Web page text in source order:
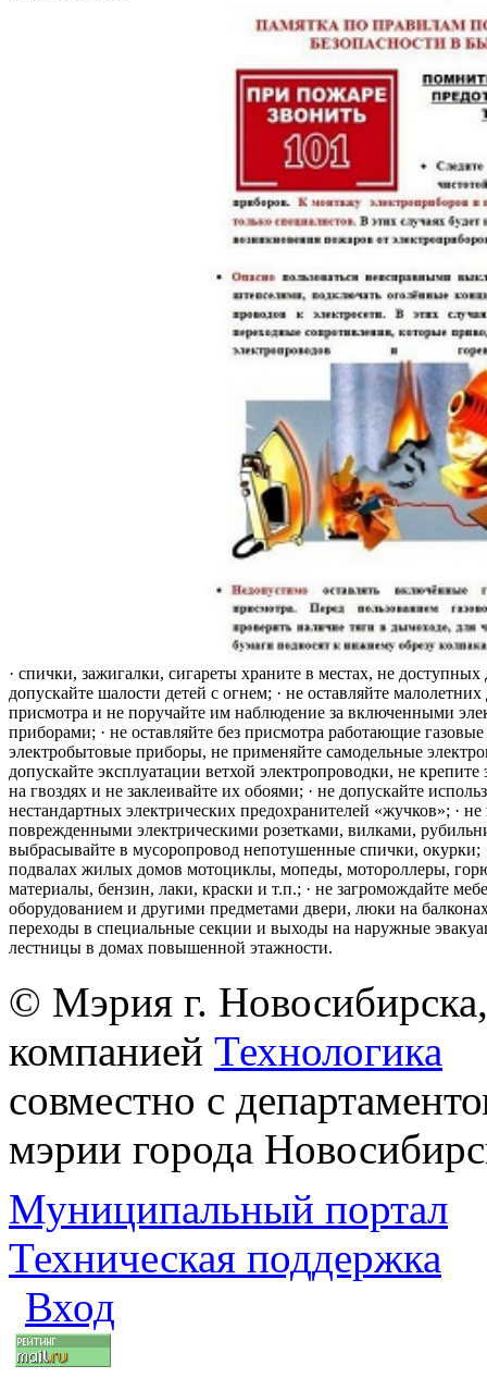
· спички, зажигалки, сигареты храните в местах, не доступных
допускайте шалости детей с огнем; · не оставляйте малолетних
присмотра и не поручайте им наблюдение за включенными
приборами; · не оставляйте без присмотра работающие
электробытовые приборы, не применяйте самодельные
допускайте эксплуатации ветхой электропроводки, не крепите
на гвоздях и не заклеивайте их обоями; · не допускайте
нестандартных электрических предохранителей «жучков»; · не
поврежденными электрическими розетками, вилками,
выбрасывайте в мусоропровод непотушенные спички, окурки;
подвалах жилых домов мотоциклы, мопеды, мотороллеры,
материалы, бензин, лаки, краски и т.п.; · не загромождайте
оборудованием и другими предметами двери, люки на
переходы в специальные секции и выходы на наружные
лестницы в домах повышенной этажности.
© Мэрия г.
компанией Технологика
совместно с
мэрии города
Муниципальный портал
Техническая поддержка
Вход